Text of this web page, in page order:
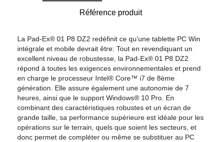
Référence produit
La Pad-Ex® 01 P8 DZ2 redéfinit ce qu’une tablette PC Win
intégrale et mobile devrait être: Tout en revendiquant un
excellent niveau de robustesse, la Pad-Ex® 01 P8 DZ2
répond à toutes les exigences environnementales et prend
en charge le processeur Intel® Core™ i7 de 8ème
génération. Elle assure également une autonomie de 7
heures, ainsi que le support Windows® 10 Pro. En
combinant des caractéristiques robustes et un écran de
grande taille, sa performance supérieure est idéale pour les
opérations sur le terrain, quels que soient les secteurs, et
donc permet de compléter ou même se substituer au PC